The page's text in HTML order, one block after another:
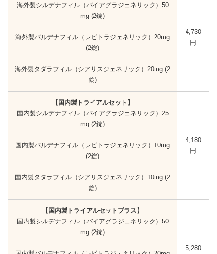
海外製シルデナフィル（バイアグラジェネリック）50
mg (2錠)
海外製バルデナフィル（レビトラジェネリック）20mg
(2錠)
海外製タダラフィル（シアリスジェネリック）20mg (2
錠)
4,730
円
【国内製トライアルセット】
国内製シルデナフィル（バイアグラジェネリック）25
mg (2錠)
国内製バルデナフィル（レビトラジェネリック）10mg
(2錠)
国内製タダラフィル（シアリスジェネリック）10mg (2
錠)
4,180
円
【国内製トライアルセットプラス】
国内製シルデナフィル（バイアグラジェネリック）50
mg (2錠)
5,280